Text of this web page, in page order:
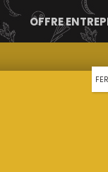
Nos
d’ici
OFFRE